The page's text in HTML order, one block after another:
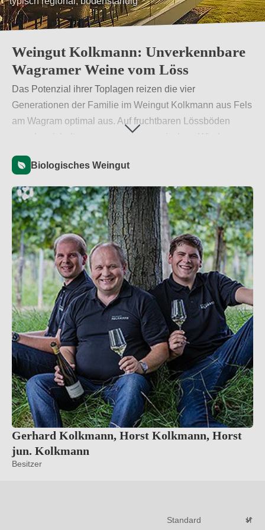
Weingut Kolkmann: Unverkennbare
Wagramer Weine vom Löss
Das Potenzial ihrer Toplagen reizen die vier
Generationen der Familie im Weingut Kolkmann aus Fels
am Wagram optimal aus. Auf fruchtbaren Lössböden
umschmeichelt von warmem pannonischem Wind
herzhaft-elegante Wagramer Weine liefern. Das Portfolio
bietet bodenständigen, regionaltypischen Genuss mit
unverkennbar eigenständigem Charakter.Weiterlesen→
Biologisches Weingut
Gerhard Kolkmann, Horst Kolkmann, Horst
jun. Kolkmann
Besitzer